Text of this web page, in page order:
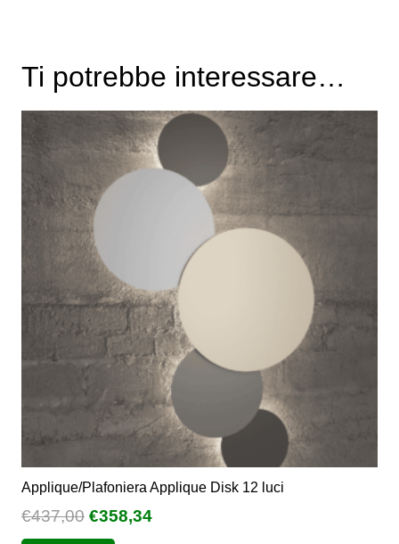
Ti potrebbe interessare…
Applique/Plafoniera Applique Disk 12 luci
€437,00 Il
prezzo
€358,34Il